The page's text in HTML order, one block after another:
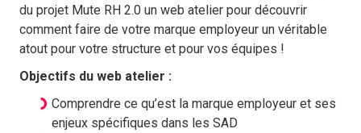
du projet Mute RH 2.0 un web atelier pour découvrir
comment faire de votre marque employeur un véritable
atout pour votre structure et pour vos équipes !
Objectifs du web atelier :
Comprendre ce qu’est la marque employeur et ses
enjeux spécifiques dans les SAD